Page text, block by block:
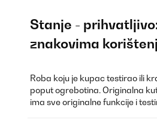
Stanje -
znakovima
Roba koju je kupac testirao ili
poput ogrebotina. Originalna
ima sve originalne funkcije i